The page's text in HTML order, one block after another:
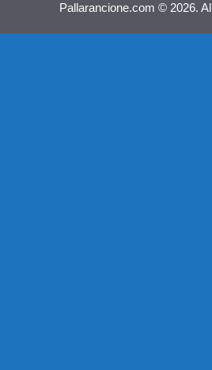
Pallarancione.com © 2026.